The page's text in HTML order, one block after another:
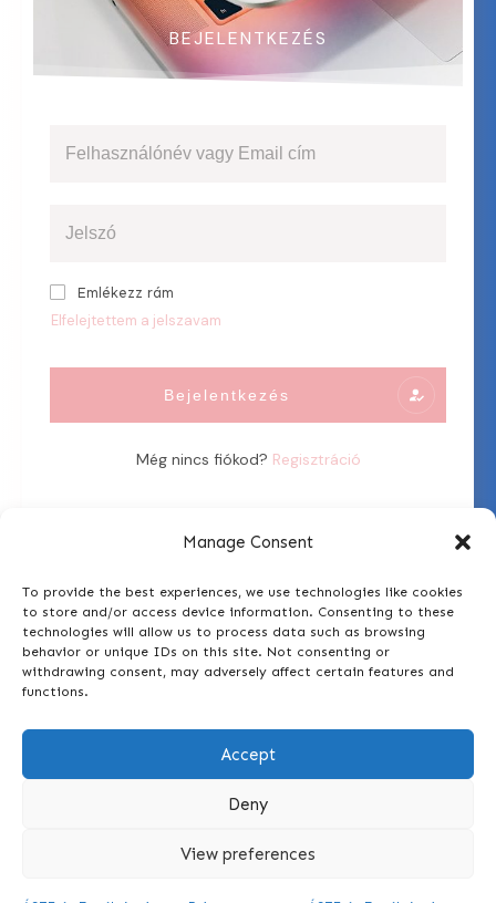
Manage Consent
To provide the best experiences, we use technologies like cookies
to store and/or access device information. Consenting to these
technologies will allow us to process data such as browsing
behavior or unique IDs on this site. Not consenting or
withdrawing consent, may adversely affect certain features and
functions.
Accept
Deny
View preferences
BEJELENTKEZÉS
Emlékezz rám
Elfelejtettem a jelszavam
Bejelentkezés
Még nincs fiókod? Regisztráció
Általános Szerződési Feltételek és Adatvédelmi
Tájékoztató elolvasása!
Szeretnél kérdezni?info@tolgyessyzsofi.hu